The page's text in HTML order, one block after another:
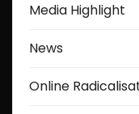
Media Highlight
News
Online